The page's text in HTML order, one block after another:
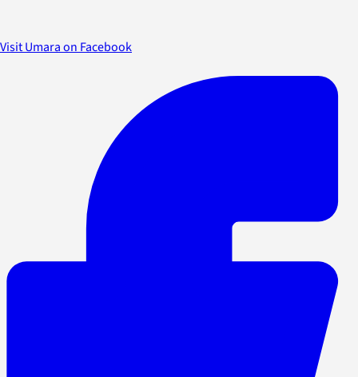
Visit Umara on Facebook